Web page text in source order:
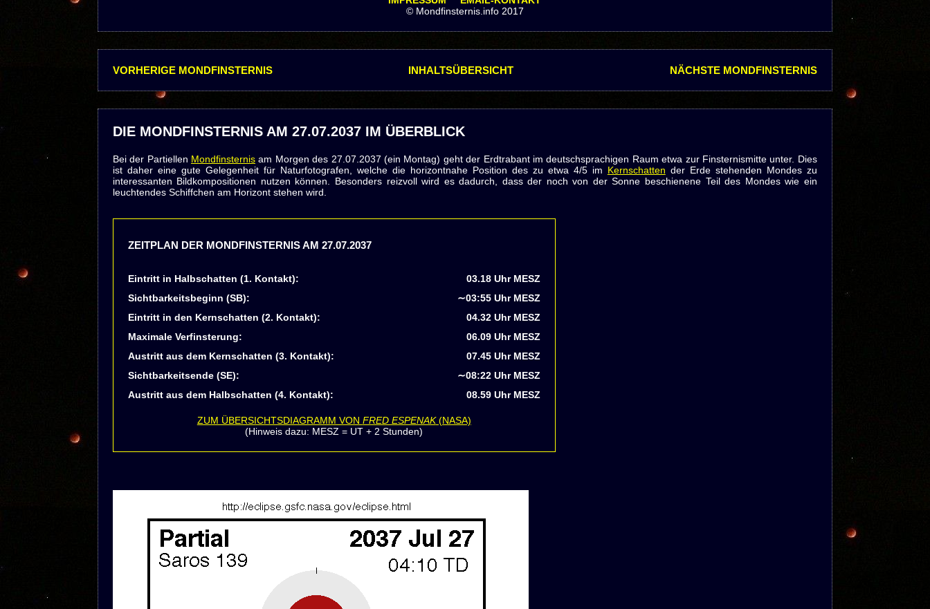
© Mondfinsternis.info 2017
VORHERIGE MONDFINSTERNIS INHALTSÜBERSICHT NÄCHSTE MONDFINSTERNIS
DIE MONDFINSTERNIS AM 27.07.2037 IM ÜBERBLICK
Bei der Partiellen Mondfinsternis am Morgen des 27.07.2037 (ein Montag) geht der Erdtrabant im deutschsprachigen Raum etwa zur Finsternismitte unter. Dies
ist daher eine gute Gelegenheit für Naturfotografen, welche die horizontnahe Position des zu etwa 4/5 im Kernschatten der Erde stehenden Mondes zu
interessanten Bildkompositionen nutzen können. Besonders reizvoll wird es dadurch, dass der noch von der Sonne beschienene Teil des Mondes wie ein
leuchtendes Schiffchen am Horizont stehen wird.
ZEITPLAN DER MONDFINSTERNIS AM 27.07.2037
Eintritt in Halbschatten (1. Kontakt):
03.18 Uhr MESZ
Sichtbarkeitsbeginn (SB):
∼03:55 Uhr MESZ
Eintritt in den Kernschatten (2. Kontakt):
04.32 Uhr MESZ
Maximale Verfinsterung:
06.09 Uhr MESZ
Austritt aus dem Kernschatten (3. Kontakt):
07.45 Uhr MESZ
Sichtbarkeitsende (SE):
∼08:22 Uhr MESZ
Austritt aus dem Halbschatten (4. Kontakt):
08.59 Uhr MESZ
ZUM ÜBERSICHTSDIAGRAMM VON FRED ESPENAK(NASA)
(Hinweis dazu: MESZ = UT + 2 Stunden)